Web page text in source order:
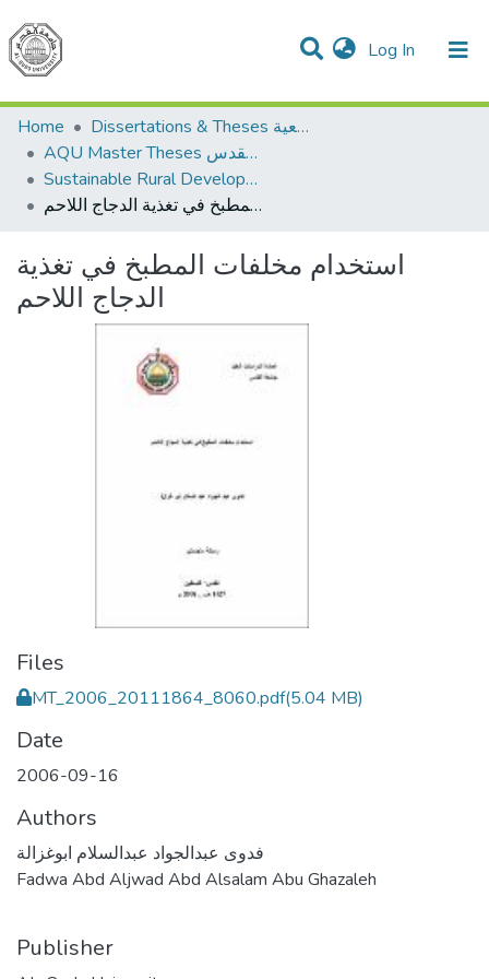
Log In (current)
Communities & Collections
All of DSpace
Home
Dissertations & Theses الرسائل الجامعية
AQU Master Theses الرسائل الجامعية الخاصة بجامعة القدس
Sustainable Rural Development التنمية الريفية المستدامة
استخدام مخلفات المطبخ في تغذية الدجاج اللاحم
استخدام مخلفات المطبخ في تغذية
الدجاج اللاحم
Files
MT_2006_20111864_8060.pdf(5.04 MB)
Date
2006-09-16
Authors
Fadwa Abd Aljwad Abd Alsalam Abu Ghazaleh
Publisher